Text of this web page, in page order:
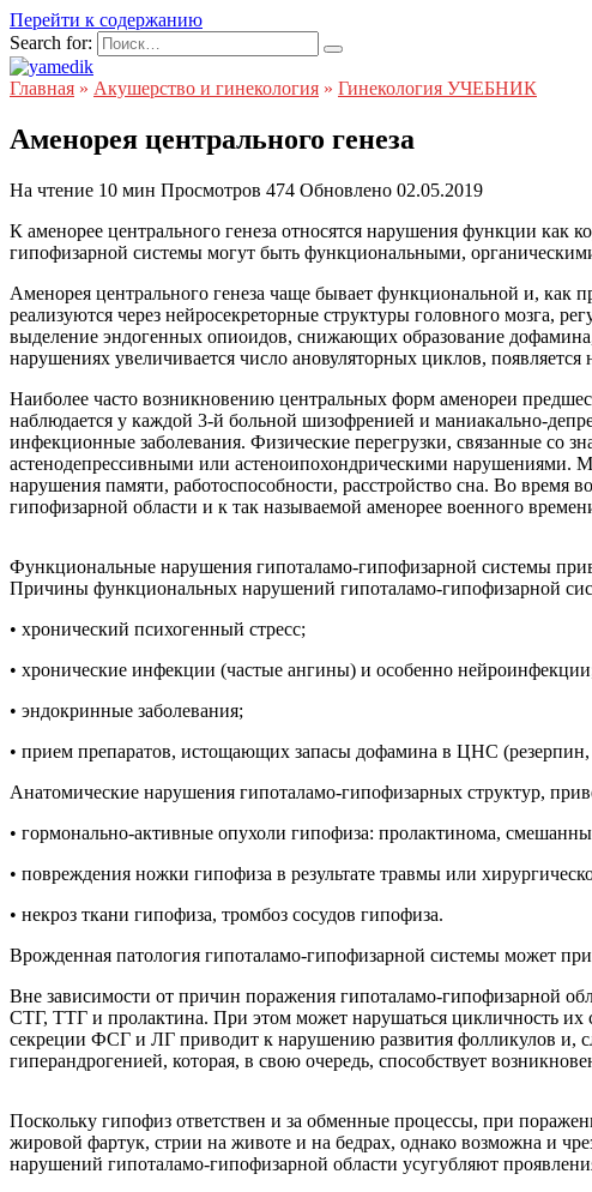
Перейти к содержанию
Search for:
Главная » Акушерство и гинекология » Гинекология УЧЕБНИК
Аменорея центрального генеза
На чтение 10 мин Просмотров 474 Обновлено 02.05.2019
К аменорее центрального генеза относятся нарушения функции как
гипофизарной системы могут быть функциональными,
Аменорея центрального генеза чаще бывает функциональной и, как
реализуются через нейросекреторные структуры головного мозга,
выделение эндогенных опиоидов, снижающих образование
нарушениях увеличивается число ановуляторных циклов,
Наиболее часто возникновению центральных форм аменореи
наблюдается у каждой 3-й больной шизофренией и маниакально-
инфекционные заболевания. Физические перегрузки, связанные со
астенодепрессивными или астеноипохондрическими нарушениями.
нарушения памяти, работоспособности, расстройство сна. Во
гипофизарной области и к так называемой аменорее военного
Функциональные нарушения гипоталамо-гипофизарной системы
Причины функциональных нарушений гипоталамо-гипофизарной
• хронический психогенный стресс;
• хронические инфекции (частые ангины) и особенно
• эндокринные заболевания;
• прием препаратов, истощающих запасы дофамина в ЦНС
Анатомические нарушения гипоталамо-гипофизарных структур,
• гормонально-активные опухоли гипофиза: пролактинома,
• повреждения ножки гипофиза в результате травмы или
• некроз ткани гипофиза, тромбоз сосудов гипофиза.
Врожденная патология гипоталамо-гипофизарной системы может
Вне зависимости от причин поражения гипоталамо-гипофизарной
СТГ, ТТГ и пролактина. При этом может нарушаться цикличность
секреции ФСГ и ЛГ приводит к нарушению развития фолликулов и,
гиперандрогенией, которая, в свою очередь, способствует
Поскольку гипофиз ответствен и за обменные процессы, при
жировой фартук, стрии на животе и на бедрах, однако возможна и
нарушений гипоталамо-гипофизарной области усугубляют